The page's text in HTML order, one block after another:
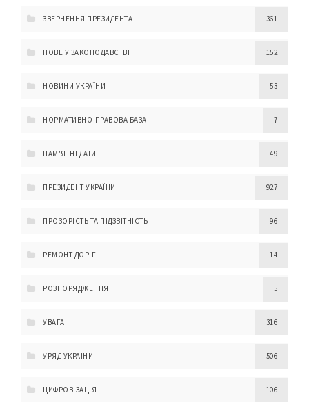
ЗВЕРНЕННЯ ПРЕЗИДЕНТА 361
НОВЕ У ЗАКОНОДАВСТВІ 152
НОВИНИ УКРАЇНИ 53
НОРМАТИВНО-ПРАВОВА БАЗА 7
ПАМ'ЯТНІ ДАТИ 49
ПРЕЗИДЕНТ УКРАЇНИ 927
ПРОЗОРІСТЬ ТА ПІДЗВІТНІСТЬ 96
РЕМОНТ ДОРІГ 14
РОЗПОРЯДЖЕННЯ 5
УВАГА! 316
УРЯД УКРАЇНИ 506
ЦИФРОВІЗАЦІЯ 106